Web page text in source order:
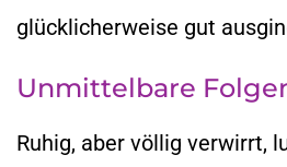
glücklicherweise gut
Unmittelbare
Ruhig, aber völlig verwirrt,